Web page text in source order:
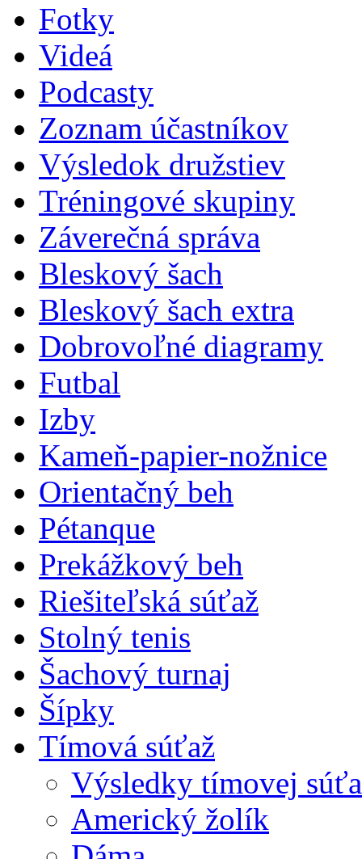
Fotky
Videá
Podcasty
Zoznam účastníkov
Výsledok družstiev
Tréningové skupiny
Záverečná správa
Bleskový šach
Bleskový šach extra
Dobrovoľné diagramy
Futbal
Izby
Kameň-papier-nožnice
Orientačný beh
Pétanque
Prekážkový beh
Riešiteľská súťaž
Stolný tenis
Šachový turnaj
Šípky
Tímová súťaž
Výsledky tímovej
Americký žolík